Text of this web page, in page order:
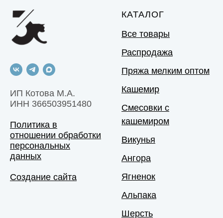
ИП Котова М.А.
ИНН 366503951480
Политика в
отношении обработки
персональных
данных
Создание сайта
КАТАЛОГ
Все товары
Распродажа
Пряжа мелким оптом
Кашемир
Смесовки с
кашемиром
Викунья
Ангора
Ягненок
Альпака
Шерсть